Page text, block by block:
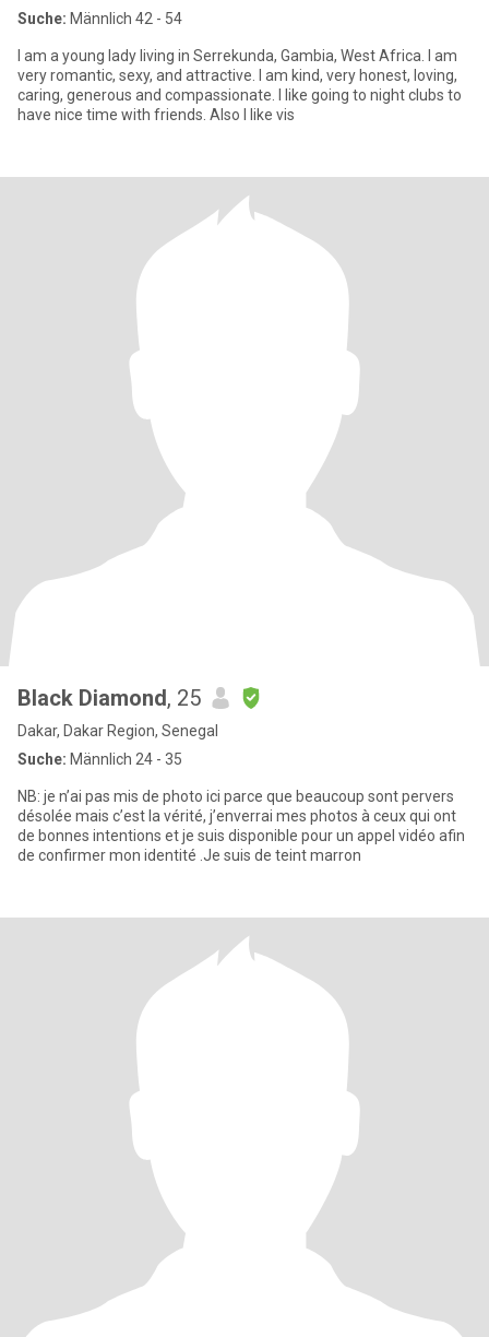
Suche: Männlich 42 - 54
I am a young lady living in Serrekunda, Gambia, West Africa. I am
very romantic, sexy, and attractive. I am kind, very honest, loving,
caring, generous and compassionate. I like going to night clubs to
have nice time with friends. Also I like vis
Black Diamond, 25
Dakar, Dakar Region, Senegal
Suche: Männlich 24 - 35
NB: je n’ai pas mis de photo ici parce que beaucoup sont pervers
désolée mais c’est la vérité, j’enverrai mes photos à ceux qui ont
de bonnes intentions et je suis disponible pour un appel vidéo afin
de confirmer mon identité .Je suis de teint marron